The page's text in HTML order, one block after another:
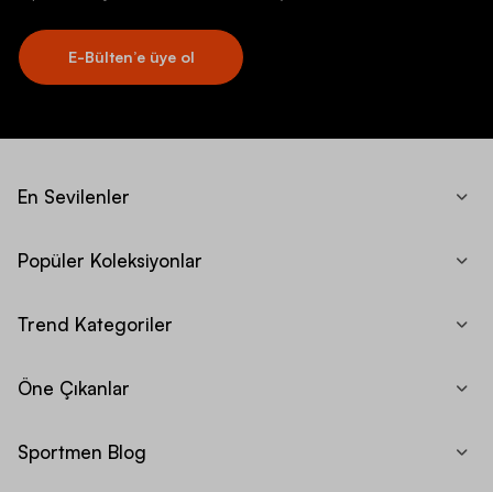
E-Bülten’e üye ol
En Sevilenler
Popüler Koleksiyonlar
Trend Kategoriler
Öne Çıkanlar
Sportmen Blog